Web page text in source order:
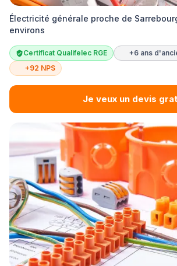
Électricité générale proche de
environs
Certificat Qualifelec RGE
+6 ans
+92 NPS
Je veux un devis